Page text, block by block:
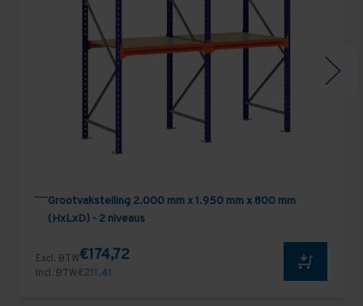
Grootvakstelling 2.000 mm x 1.950 mm x 800 mm
(HxLxD) - 2 niveaus
Excl. BTW€174,72
Incl. BTW€211,41